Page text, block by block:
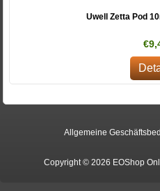
Uwell Zetta Pod
Allgemeine
Copyright © 2026 EOShop